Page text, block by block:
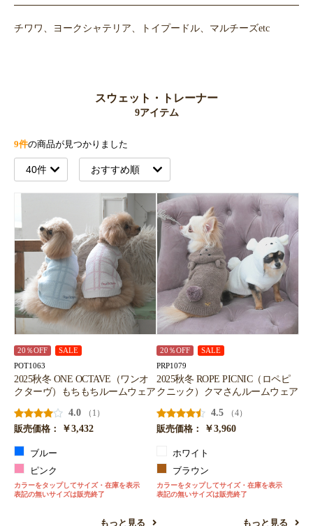
チワワ、ヨークシャテリア、トイプードル、マルチーズetc
スウェット・トレーナー
9アイテム
9件の商品が見つかりました
20％OFF SALE
POT1063
2025秋冬 ONE OCTAVE（ワンオ
クターヴ）もちもちルームウェア
4.0
（1）
販売価格：
￥3,432
ブルー
ピンク
カラーをタップしてサイズ・在庫を表示
表記の無いサイズは販売終了
もっと見る
20％OFF SALE
PRP1079
2025秋冬 ROPE PICNIC（ロペピ
クニック）クマさんルームウェア
4.5
（4）
販売価格：
￥3,960
ホワイト
ブラウン
カラーをタップしてサイズ・在庫を表示
表記の無いサイズは販売終了
もっと見る